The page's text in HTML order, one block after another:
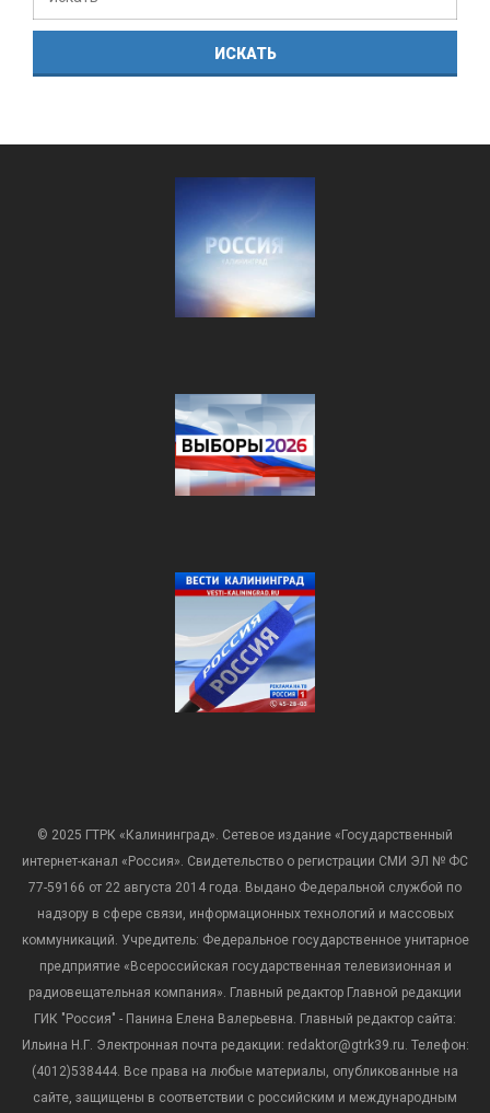
© 2025 ГТРК «Калининград». Сетевое издание «Государственный
интернет-канал «Россия». Свидетельство о регистрации СМИ ЭЛ № ФС
77-59166 от 22 августа 2014 года. Выдано Федеральной службой по
надзору в сфере связи, информационных технологий и массовых
коммуникаций. Учредитель: Федеральное государственное унитарное
предприятие «Всероссийская государственная телевизионная и
радиовещательная компания». Главный редактор Главной редакции
ГИК "Россия" - Панина Елена Валерьевна. Главный редактор сайта:
Ильина Н.Г. Электронная почта редакции: redaktor@gtrk39.ru. Телефон:
(4012)538444. Все права на любые материалы, опубликованные на
сайте, защищены в соответствии с российским и международным